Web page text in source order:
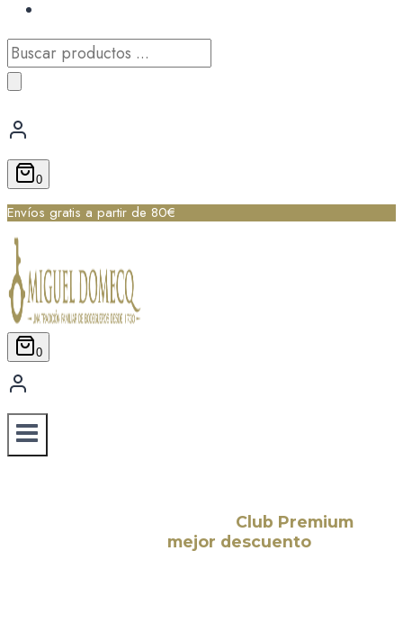
Búsqueda
de
0
Envíos gratis a partir de 80€
0
Club Premium
mejor descuento